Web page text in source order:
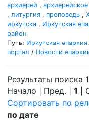
архиерей ,
, литургия , проповедь ,
иркутска , Иркутская
район
Путь: Иркутская
портал / Новости
Результаты поиска
Начало | Пред. | 1 |
Сортировать по
по дате